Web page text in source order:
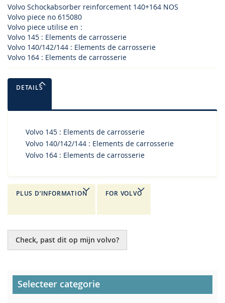
Volvo Schockabsorber reinforcement 140+164 NOS
Volvo piece no 615080
Volvo piece utilise en :
Volvo 145 : Elements de carrosserie
Volvo 140/142/144 : Elements de carrosserie
Volvo 164 : Elements de carrosserie
DETAILS
Volvo 145 : Elements de carrosserie
Volvo 140/142/144 : Elements de carrosserie
Volvo 164 : Elements de carrosserie
PLUS D’INFORMATION FOR VOLVO
Check, past dit op mijn volvo?
Selecteer categorie